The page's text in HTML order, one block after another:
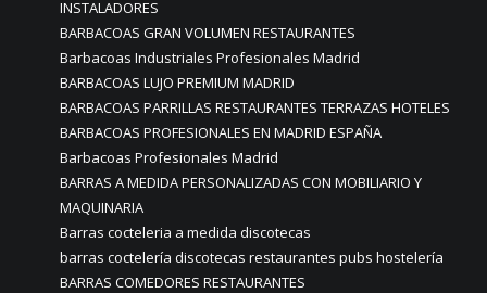
INSTALADORES
BARBACOAS GRAN VOLUMEN RESTAURANTES
Barbacoas Industriales Profesionales Madrid
BARBACOAS LUJO PREMIUM MADRID
BARBACOAS PARRILLAS RESTAURANTES TERRAZAS HOTELES
BARBACOAS PROFESIONALES EN MADRID ESPAÑA
Barbacoas Profesionales Madrid
BARRAS A MEDIDA PERSONALIZADAS CON MOBILIARIO Y
MAQUINARIA
Barras cocteleria a medida discotecas
barras coctelería discotecas restaurantes pubs hostelería
BARRAS COMEDORES RESTAURANTES